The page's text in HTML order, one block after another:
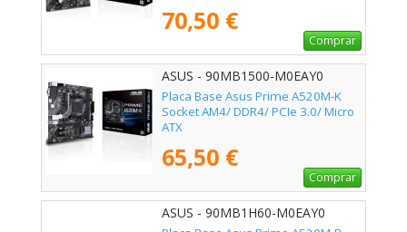
70,50 €
Comprar
ASUS - 90MB1500-M0EAY0
Placa Base Asus Prime A520M-K
Socket AM4/ DDR4/ PCIe 3.0/ Micro
ATX
65,50 €
Comprar
ASUS - 90MB1H60-M0EAY0